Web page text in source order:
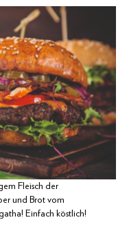
Fleisch der
und Brot vom
Einfach köstlich!